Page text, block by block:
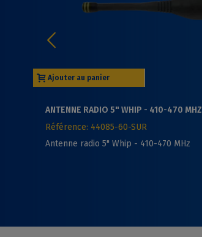
Ajouter au panier
ANTENNE RADIO 5" WHIP - 410-470 MHZ
Référence: 44085-60-SUR
Antenne radio 5" Whip - 410-470 MHz